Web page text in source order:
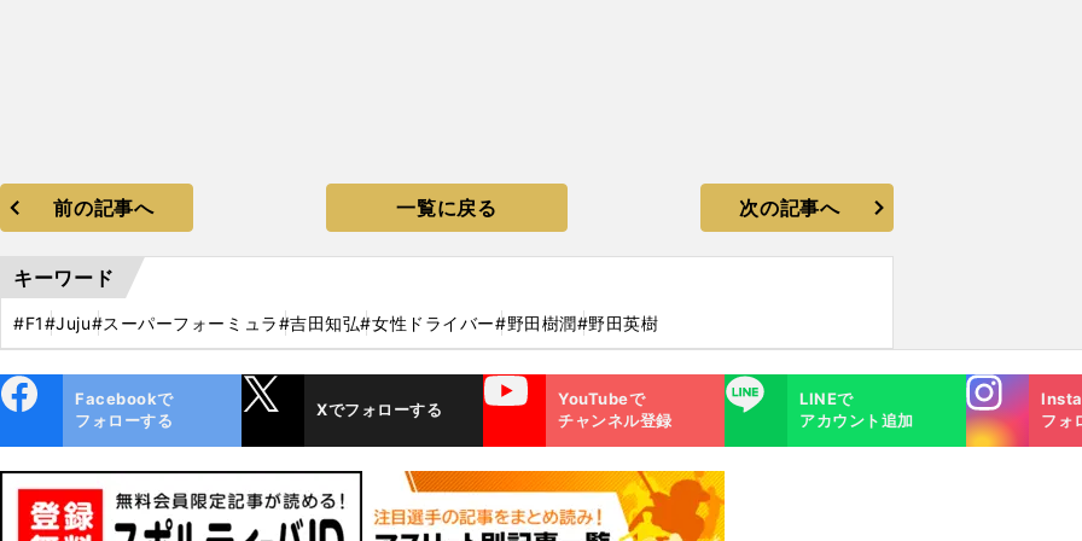
前の記事へ 一覧に戻る 次の記事へ
キーワード
#F1#Juju#スーパーフォーミュラ#吉田知弘#女性ドライバー#野田樹潤#野田英樹
ok
Facebookで
フォローする
Xでフォローする
YouTube
YouTubeで
チャンネル登録
LINE
LINEで
アカウント追加
Instagra
m
フォ